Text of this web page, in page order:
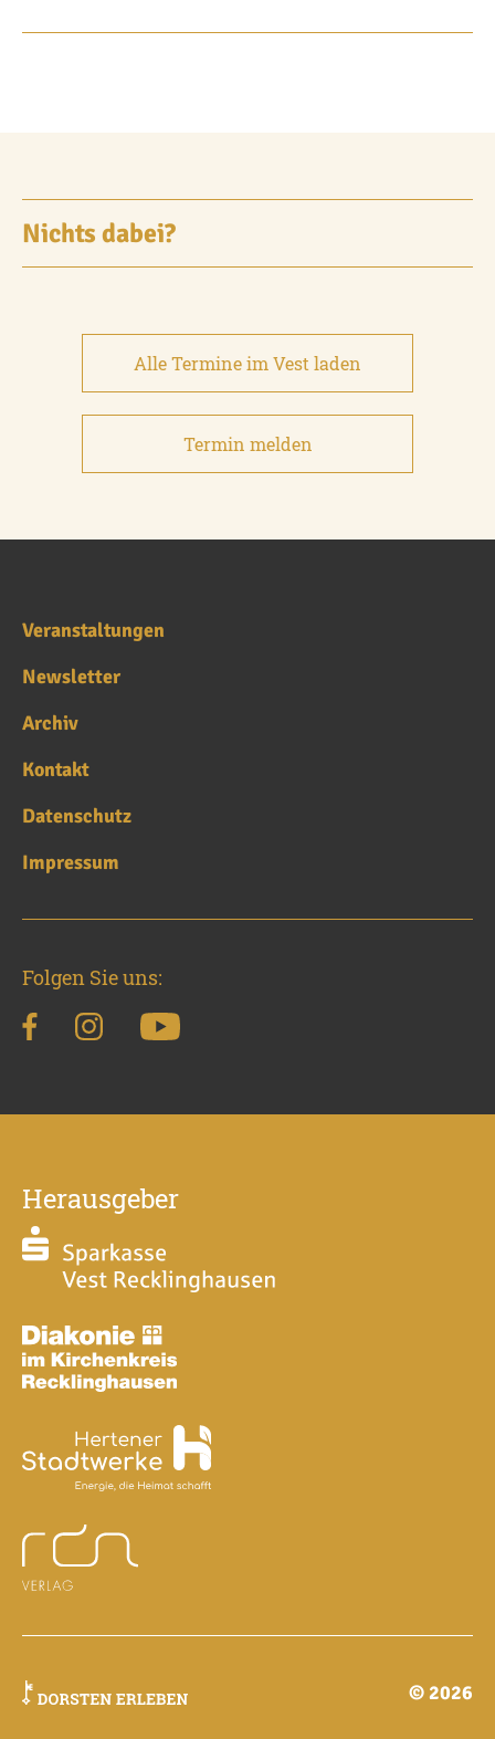
Nichts dabei?
Alle Termine im Vest laden
Termin melden
Veranstaltungen
Newsletter
Archiv
Kontakt
Datenschutz
Impressum
Folgen Sie uns:
Herausgeber
© 2026